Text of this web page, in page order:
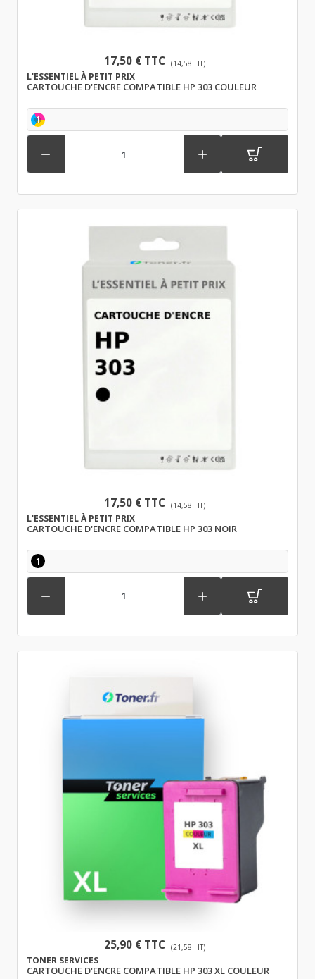
17,50 € TTC (14,58 HT)
L'ESSENTIEL À PETIT PRIX
CARTOUCHE D'ENCRE COMPATIBLE HP 303 COULEUR
1
 
17,50 € TTC (14,58 HT)
L'ESSENTIEL À PETIT PRIX
CARTOUCHE D'ENCRE COMPATIBLE HP 303 NOIR
1
 
25,90 € TTC (21,58 HT)
TONER SERVICES
CARTOUCHE D'ENCRE COMPATIBLE HP 303 XL COULEUR